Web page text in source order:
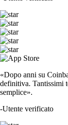
«Dopo anni su
definitiva. Tantissimi
semplice».
-Utente verificato